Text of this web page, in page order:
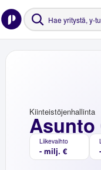
Asunto
Kiinteistöjenhallinta
Liikevaihto
- milj. €